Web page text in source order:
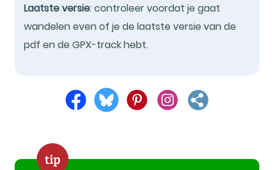
Laatste versie: controleer voordat je gaat
wandelen even of je de laatste versie van de
pdf en de GPX-track hebt.
tip